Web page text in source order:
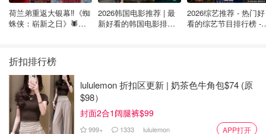
荷兰弟重返大银幕‼️《蜘
蛛侠：崭新之日》🕷️北
2026韩国电影推荐 | 最
新好看的韩国电影排行
2026综艺推荐 - 热门好
看的综艺节目排行榜 -
折扣排行榜
lululemon 折扣区更新 | 奶茶色牛角包$74 (原
$98）
封面2合1阔腿裤$99
999+ 1333 lululemon APP打开